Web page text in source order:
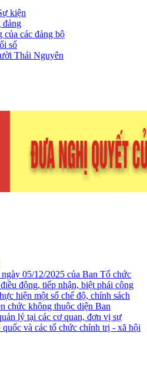
kiện
các đảng bộ
số
Thái Nguyên
05/12/2025 của Ban Tổ chức
động, tiếp nhận, biệt phái công
hiện một số chế độ, chính sách
chức không thuộc diện Ban
lý tại các cơ quan, đơn vị sự
và các tổ chức chính trị - xã hội